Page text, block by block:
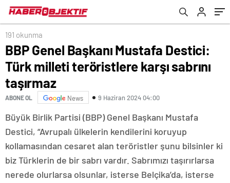
191 okunma
BBP Genel Başkanı Mustafa Destici:
Türk milleti teröristlere karşı sabrını
taşırmaz
ABONE OL News 9 Haziran 2024 04:00
Büyük Birlik Partisi (BBP) Genel Başkanı Mustafa
Destici, “Avrupalı ülkelerin kendilerini koruyup
kollamasından cesaret alan teröristler şunu bilsinler ki
biz Türklerin de bir sabrı vardır. Sabrımızı taşırırlarsa
nerede olurlarsa olsunlar, isterse Belçika’da, isterse
yüksek seviyesine geldik